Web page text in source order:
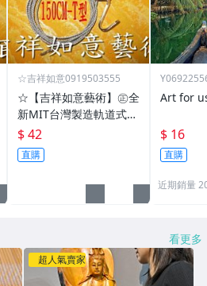
☆吉祥如意0919503555
☆【吉祥如意藝術】㊣全
新MIT台灣製造軌道式掛
勾/掛鉤/掛鈎/掛圖器/掛
畫器專賣店(T型150公分)
ylc1312
$ 42
直購
Art for
$ 16
直購
近期銷量
看更多
超人氣賣家